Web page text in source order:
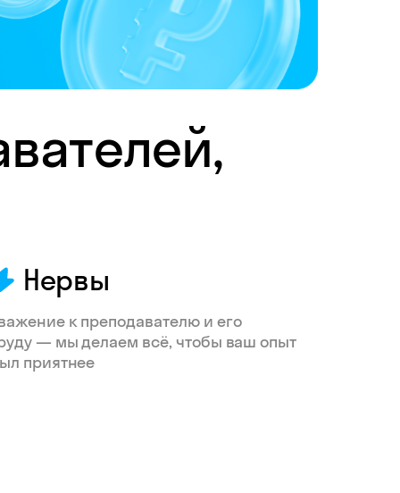
Нервы
к преподавателю и его
— мы делаем всё, чтобы ваш опыт
приятнее